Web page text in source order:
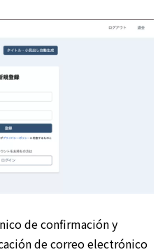
de confirmación y
de correo electrónico